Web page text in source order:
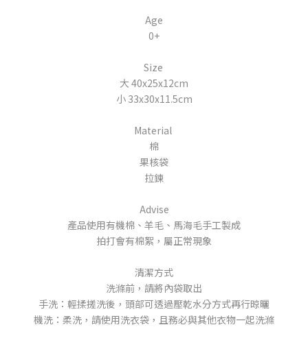
Age
0+
Size
大 40x25x12cm
小 33x30x11.5cm
Material
棉
果核袋
拉鍊
Advise
產品使用有機棉、羊毛、馬海毛手工製成
拍打會有棉絮，屬正常現象
清潔方式
洗滌前，請將內袋取出
手洗：輕揉搓洗後，頭部可透過壓乾水分方式再行晾曬
機洗：柔洗，請使用洗衣袋，且務必與其他衣物一起洗滌